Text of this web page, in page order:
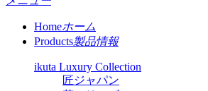
Homeホーム
Products製品情報
ikuta Luxury Collection
匠ジャパン